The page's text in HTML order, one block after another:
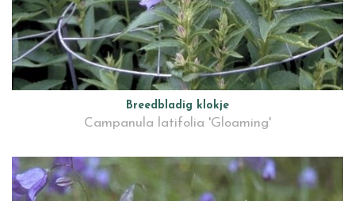
Breedbladig klokje
Campanula latifolia 'Gloaming'